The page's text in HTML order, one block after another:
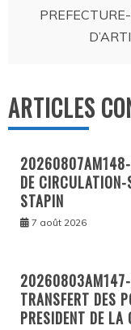
ARTICLES
20260807AM148-
DE
STAPIN
7 août 2026
20260803AM147-
TRANSFERT DES
PRESIDENT DE LA